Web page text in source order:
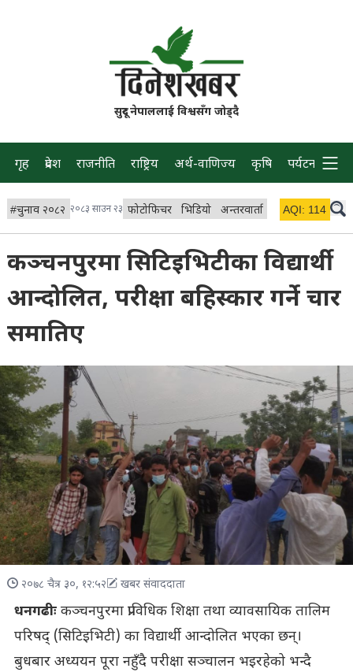
सुदूर नेपाललाई विश्वसँग जोड्दै
गृह प्रदेश राजनीति राष्ट्रिय अर्थ-वाणिज्य कृषि पर्यटन प्रवास
#चुनाव २०८२ २०८३ साउन २३ फोटोफिचर भिडियो अन्तरवार्ता विचार/ब्लग
AQI: 114
कञ्चनपुरमा सिटिइभिटीका विद्यार्थी
आन्दोलित, परीक्षा बहिस्कार गर्ने चार
समातिए
२०७८ चैत्र ३०, १२:५२ खबर संवाददाता
धनगढीः कञ्चनपुरमा प्राविधिक शिक्षा तथा व्यावसायिक तालिम
परिषद् (सिटिइभिटी) का विद्यार्थी आन्दोलित भएका छन्।
बुधबार अध्ययन पूरा नहुँदै परीक्षा सञ्चालन भइरहेको भन्दै